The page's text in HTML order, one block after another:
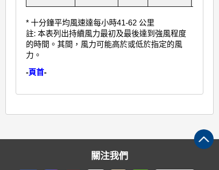
* 十分鐘平均風速達每小時41-62 公里
註: 本表列出持續風力最初及最後達到強風程度
的時間。其間，風力可能高於或低於指定的風
力。
-頁首-
關注我們